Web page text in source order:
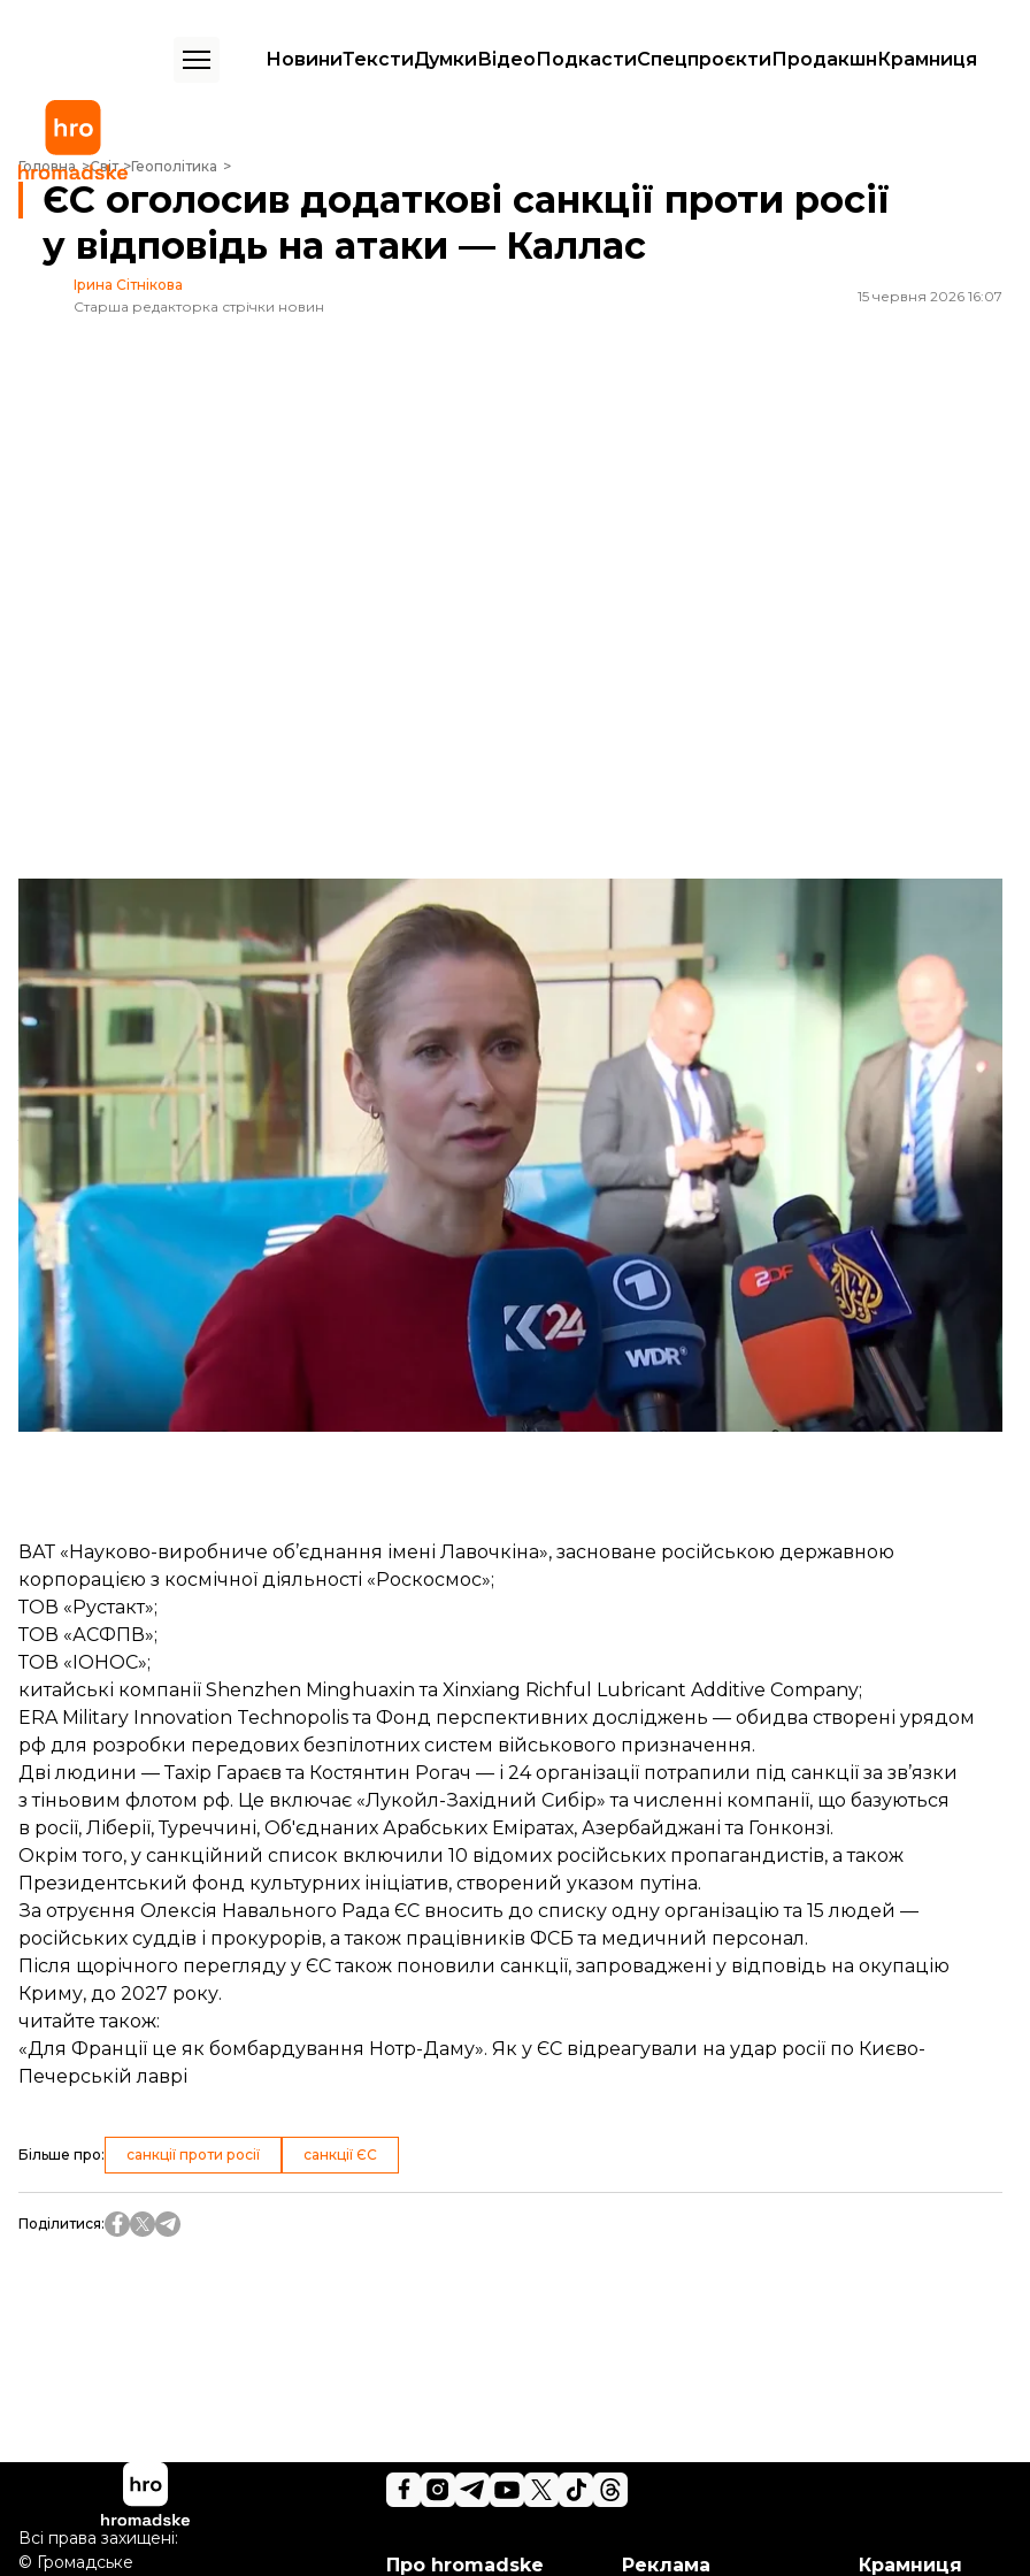
НовиниТекстиДумкиВідеоПодкастиСпецпроєктиПродакшнКрамниця
Головна Світ Геополітика
ЄС оголосив додаткові санкції проти росії у відповідь на атаки — Каллас
ЄС оголосив додаткові санкції проти росії
у відповідь на атаки — Каллас
Ірина Сітнікова
Старша редакторка стрічки новин
15 червня 2026 16:07
Висока представниця ЄС із закордонних справ і політики безпеки Кая Каллас
Скриншот / Рада ЄС
Рада ЄС схвалила додаткові санкції проти росії паралельно з роботою над ширшим 21-м санкційним
пакетом.
Про це повідомила висока представниця ЄС із закордонних справ і політики безпеки Кая Каллас.
«росія вчора ввечері знову посилила атаки на українських цивільних і завдала ударів, які пошкодили
об’єкт Всесвітньої спадщини ЮНЕСКО в Києві. Це воєнні злочини, і росія буде змушена за них
відповісти. У відповідь сьогодні ми запроваджуємо додаткові санкції, спрямовані проти військово-
промислового комплексу росії та її тіньового флоту»,
— оголосила
Каллас.
Так, ЄС вводить санкції щодо 7 людей та 21 організації, які підтримують військово-промисловий
комплекс росії та його посередників у третіх країнах. Ідеться про кількох виробників
і постачальників безпілотників та іншого військового обладнання окупантів, зокрема:
ВАТ «Науково-виробниче об’єднання імені Лавочкіна», засноване російською державною
корпорацією з космічної діяльності «Роскосмос»;
ТОВ «Рустакт»;
ТОВ «АСФПВ»;
ТОВ «ІОНОС»;
китайські компанії Shenzhen Minghuaxin та Xinxiang Richful Lubricant Additive Company;
ERA Military Innovation Technopolis та Фонд перспективних досліджень — обидва створені урядом
рф для розробки передових безпілотних систем військового призначення.
Дві людини — Тахір Гараєв та Костянтин Рогач — і 24 організації потрапили під санкції за зв’язки
з тіньовим флотом рф. Це включає «Лукойл-Західний Сибір» та численні компанії, що базуються
в росії, Ліберії, Туреччині, Об'єднаних Арабських Еміратах, Азербайджані та Гонконзі.
Окрім того, у санкційний список включили 10 відомих російських пропагандистів, а також
Президентський фонд культурних ініціатив, створений указом путіна.
За отруєння Олексія Навального Рада ЄС вносить до списку одну організацію та 15 людей —
російських суддів і прокурорів, а також працівників ФСБ та медичний персонал.
Після щорічного перегляду у ЄС також поновили санкції, запроваджені у відповідь на окупацію
Криму, до 2027 року.
читайте також:
«Для Франції це як бомбардування Нотр-Даму». Як у ЄС відреагували на удар росії по Києво-
Печерській лаврі
Більше про: санкції проти росії санкції ЄС
Поділитися:
Про hromadske Реклама Крамниця
Всі права захищені:
© Громадське